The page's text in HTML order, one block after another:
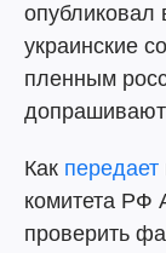
опубликовал
украинские
пленным
Как передает
комитета РФ
проверить